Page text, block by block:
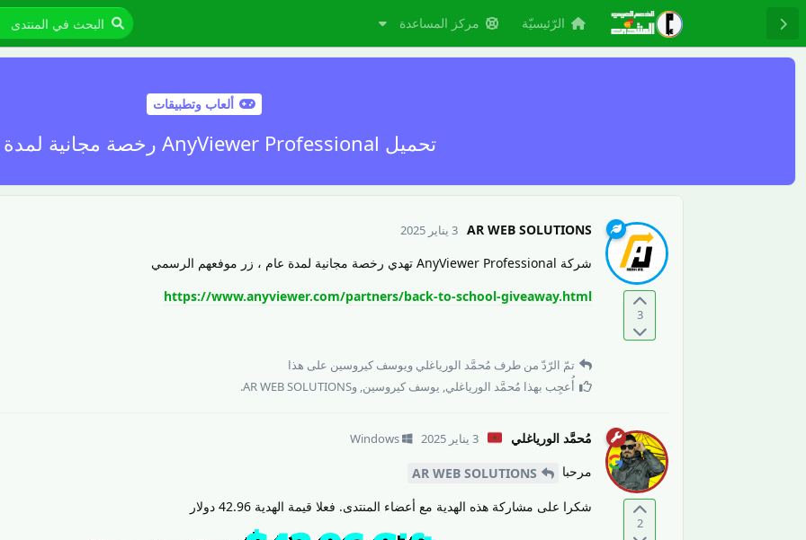
الرّئيسيّة مركز المساعدة
ألعاب وتطبيقات
تحميل AnyViewer Professional رخصة مجانية لمدة عام
3
AR WEB SOLUTIONS 3 يناير 2025
شركة AnyViewer Professional تهدي رخصة مجانية لمدة عام ، زر موفعهم الرسمي
https://www.anyviewer.com/partners/back-to-school-giveaway.html
تمّ الرّدّ من طرف مُحمَّد الورياغلي ويوسف كيروسين على هذا
أُعجِب بهذا مُحمَّد الورياغلي, يوسف كيروسين, وAR WEB SOLUTIONS
.
2
مُحمَّد الورياغلي 3 يناير 2025 Windows
مرحبا
AR WEB SOLUTIONS
شكرا على مشاركة هذه الهدية مع أعضاء المنتدى. فعلا قيمة الهدية 42.96 دولار